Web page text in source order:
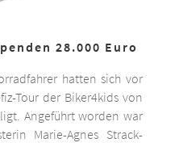
28.000 Euro
hatten sich vor
Tour der Biker4kids von
Angeführt worden war
Marie-Agnes Strack-